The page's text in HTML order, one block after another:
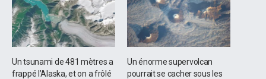
Un tsunami de 481 mètres a
frappé l’Alaska, et on a frôlé
Un énorme supervolcan
pourrait se cacher sous les